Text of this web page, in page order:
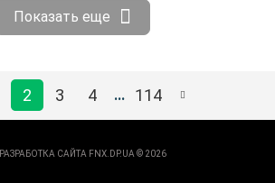
Показать еще
2 3 4 ... 114
РАЗРАБОТКА САЙТА FNX.DP.UA © 2026